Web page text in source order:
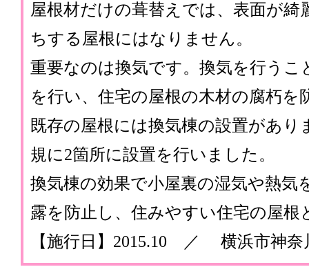
屋根材だけの葺替えでは、表面が綺
ちする屋根にはなりません。
重要なのは換気です。換気を行うこ
を行い、住宅の屋根の木材の腐朽を
既存の屋根には換気棟の設置があり
規に2箇所に設置を行いました。
換気棟の効果で小屋裏の湿気や熱気
露を防止し、住みやすい住宅の屋根
【施行日】2015.10 ／ 横浜市神奈